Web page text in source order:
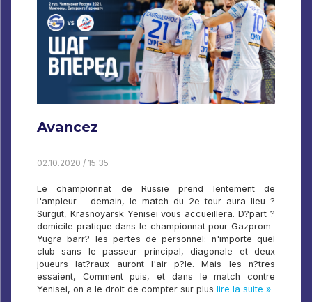
Avancez
02.10.2020 / 15:35
Le championnat de Russie prend lentement de
l'ampleur - demain, le match du 2e tour aura lieu ?
Surgut, Krasnoyarsk Yenisei vous accueillera. D?part ?
domicile pratique dans le championnat pour Gazprom-
Yugra barr? les pertes de personnel: n'importe quel
club sans le passeur principal, diagonale et deux
joueurs lat?raux auront l'air p?le. Mais les n?tres
essaient, Comment puis, et dans le match contre
Yenisei, on a le droit de compter sur plus lire la suite »